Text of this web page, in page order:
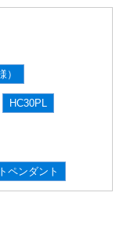
HC30PL
ペンダント